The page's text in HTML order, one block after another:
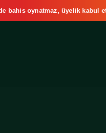
bahis oynatmaz, üyelik kabul